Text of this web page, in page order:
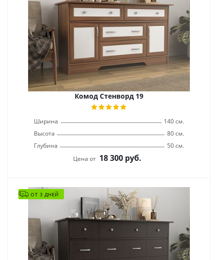
Комод Стенворд 19
Ширина
140 см.
Высота
80 см.
Глубина
50 см.
Цена от 18 300 руб.
ОТ 3 ДНЕЙ